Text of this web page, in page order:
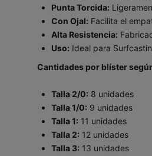
Punta Torcida:
Con Ojal: Facilita el
Alta Resistencia:
Uso: Ideal para
Cantidades por blíster
Talla 2/0: 8 unidades
Talla 1/0: 9 unidades
Talla 1: 11 unidades
Talla 2: 12 unidades
Talla 3: 13 unidades